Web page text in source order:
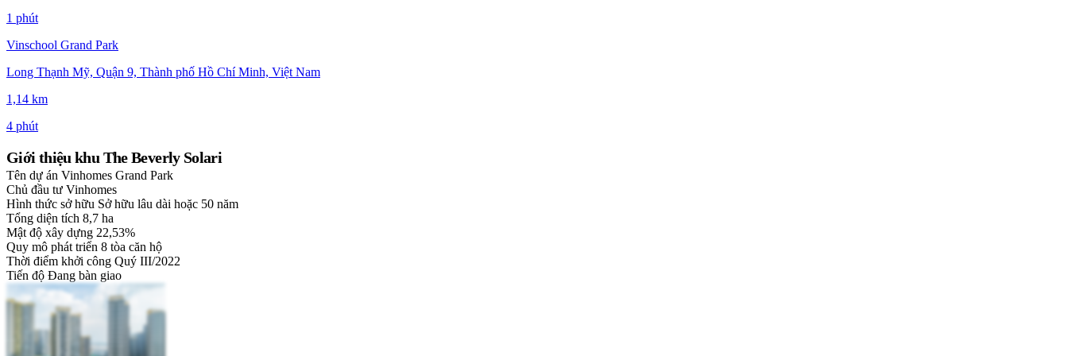
1 phút
Vinschool Grand Park
Long Thạnh Mỹ, Quận 9, Thành phố Hồ Chí Minh, Việt Nam
1,14 km
4 phút
Giới thiệu khu The Beverly Solari
Tên dự án Vinhomes Grand Park
Chủ đầu tư Vinhomes
Hình thức sở hữu Sở hữu lâu dài hoặc 50 năm
Tổng diện tích 8,7 ha
Mật độ xây dựng 22,53%
Quy mô phát triển 8 tòa căn hộ
Thời điểm khởi công Quý III/2022
Tiến độ Đang bàn giao